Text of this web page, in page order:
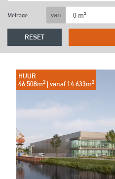
Metrage van
RESET
HUUR
46.508m2 | vanaf 14.633m2